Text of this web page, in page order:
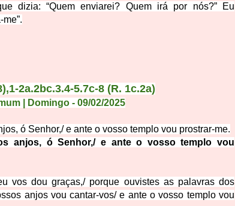
dizia: “Quem enviarei? Quem irá por nós?” Eu
2a.2bc.3.4-5.7c-8 (R. 1c.2a)
| Domingo - 09/02/2025
ó Senhor,/e ante o vosso templo vou prostrar-me.
anjos, ó Senhor,/e ante o vosso templo vou
vos dou graças,/porque ouvistes as palavras dos
anjos vou cantar-vos/e ante o vosso templo vou